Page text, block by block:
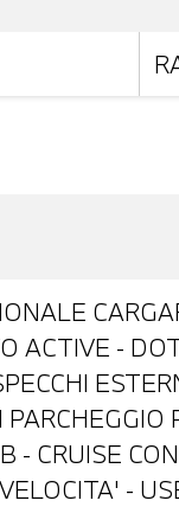
ACTIVE -
- CRUISE
-